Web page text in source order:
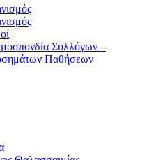
Συλλόγων –
Παθήσεων